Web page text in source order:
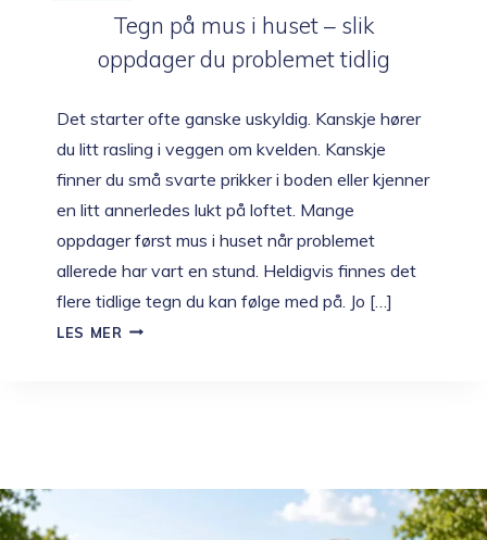
Tegn på mus i huset – slik
oppdager du problemet tidlig
Det starter ofte ganske uskyldig. Kanskje hører
du litt rasling i veggen om kvelden. Kanskje
finner du små svarte prikker i boden eller kjenner
en litt annerledes lukt på loftet. Mange
oppdager først mus i huset når problemet
allerede har vart en stund. Heldigvis finnes det
flere tidlige tegn du kan følge med på. Jo […]
LES MER TEGN